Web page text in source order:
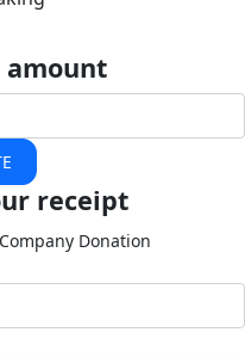
amount
receipt
Donation